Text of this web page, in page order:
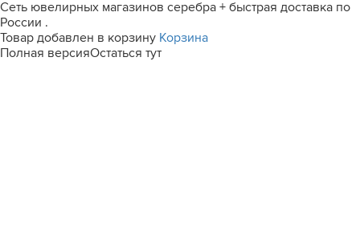
Сеть ювелирных магазинов серебра + быстрая доставка по
России .
Товар добавлен в корзину Корзина
Полная версияОстаться тут